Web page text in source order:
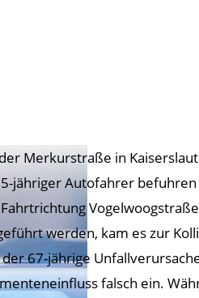
Merkurstraße in
jähriger Autofahrer
werden, kam es zur
67-jährige
falsch ein.